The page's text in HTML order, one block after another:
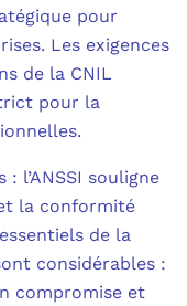
pour
Les exigences
de la CNIL
pour la
l’ANSSI souligne
la conformité
de la
considérables :
compromise et